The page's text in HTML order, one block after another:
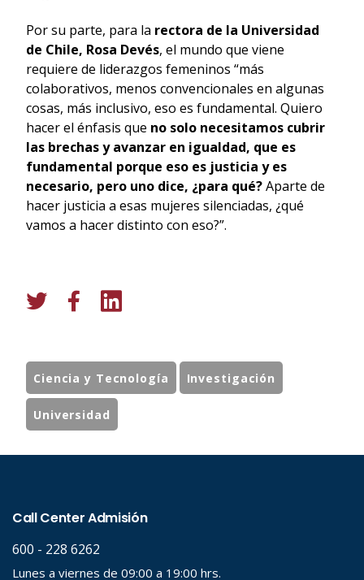
Por su parte, para la rectora de la Universidad
de Chile, Rosa Devés, el mundo que viene
requiere de liderazgos femeninos “más
colaborativos, menos convencionales en algunas
cosas, más inclusivo, eso es fundamental. Quiero
hacer el énfasis que no solo necesitamos cubrir
las brechas y avanzar en igualdad, que es
fundamental porque eso es justicia y es
necesario, pero uno dice, ¿para qué?Aparte de
hacer justicia a esas mujeres silenciadas, ¿qué
vamos a hacer distinto con eso?”.
Ciencia y Tecnología Investigación
Universidad